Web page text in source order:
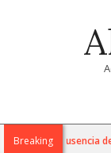
Navigation
MenuBreakingausencia del